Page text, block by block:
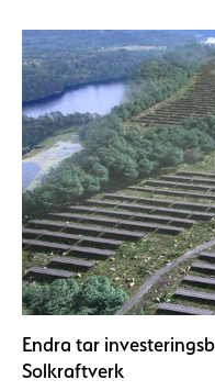
Endra tar
Solkraftverk